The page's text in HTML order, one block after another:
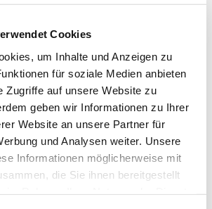
Cookies
um Inhalte und Anzeigen zu
für soziale Medien anbieten
Zugriffe auf unsere Website zu
geben wir Informationen zu Ihrer
Website an unsere Partner für
und Analysen weiter. Unsere
Informationen möglicherweise mit
die Sie ihnen bereitgestellt
Dezember 2025,
Bahnhofstraße 38,